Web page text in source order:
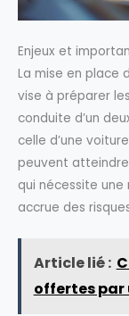
Enjeux et
La mise en place
vise à préparer
conduite d’un
celle d’une
peuvent atteindre
qui nécessite
accrue des
Article lié :
offertes par